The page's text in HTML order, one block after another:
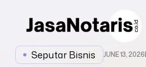
Seputar Bisnis JUNE 13, 2026